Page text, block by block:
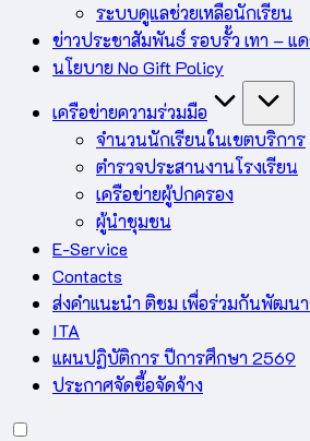
ระบบดูแลช่วยเหลือนักเรียน
ข่าวประชาสัมพันธ์ รอบรั้ว เทา – แ
นโยบาย No Gift Policy
เครือข่ายความร่วมมือ
จำนวนนักเรียนในเขตบริการ
ตำรวจประสานงานโรงเรียน
เครือข่ายผู้ปกครอง
ผู้นำชุมชน
E-Service
Contacts
ส่งคำแนะนำ ติชม เพื่อร่วมกันพัฒน
ITA
แผนปฏิบัติการ ปีการศึกษา 2569
ประกาศจัดซื้อจัดจ้าง